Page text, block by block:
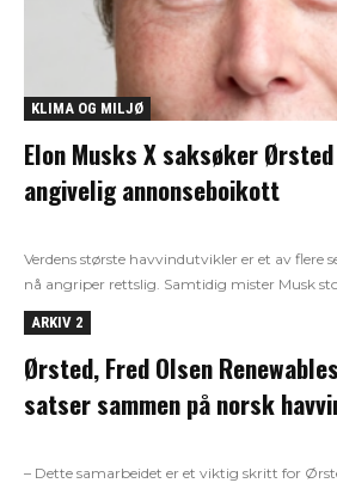
KLIMA OG MILJØ
Elon Musks X saksøker
angivelig annonseboikott
Verdens største havvindutvikler er et av flere
nå angriper rettslig. Samtidig mister Musk
ARKIV 2
Ørsted, Fred Olsen
satser sammen på norsk
– Dette samarbeidet er et viktig skritt for